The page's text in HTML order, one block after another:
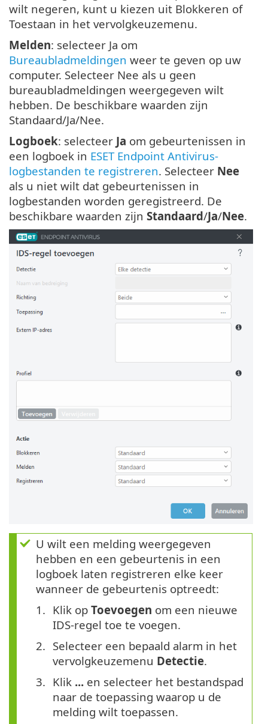
wilt negeren, kunt u kiezen uit Blokkeren of
Toestaan in het vervolgkeuzemenu.
Melden: selecteer Ja om
Bureaubladmeldingen weer te geven op uw
computer. Selecteer Nee als u geen
bureaubladmeldingen weergegeven wilt
hebben. De beschikbare waarden zijn
Standaard/Ja/Nee.
Logboek: selecteer Ja om gebeurtenissen in
een logboek in ESET Endpoint Antivirus-
logbestanden te registreren. Selecteer Nee
als u niet wilt dat gebeurtenissen in
logbestanden worden geregistreerd. De
beschikbare waarden zijn Standaard/Ja/Nee.
U wilt een melding weergegeven
hebben en een gebeurtenis in een
logboek laten registreren elke keer
wanneer de gebeurtenis optreedt:
Klik op Toevoegen om een nieuwe
IDS-regel toe te voegen.
Selecteer een bepaald alarm in het
vervolgkeuzemenu Detectie.
Klik ... en selecteer het bestandspad
naar de toepassing waarop u de
melding wilt toepassen.